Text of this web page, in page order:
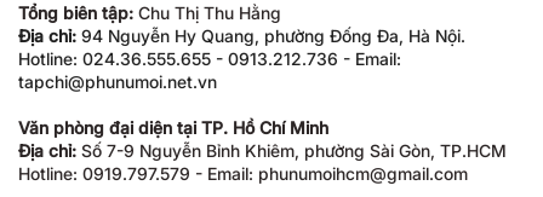
Tổng biên tập: Chu Thị Thu Hằng
Địa chỉ: 94 Nguyễn Hy Quang, phường Đống Đa, Hà Nội.
Hotline: 024.36.555.655 - 0913.212.736 - Email:
tapchi@phunumoi.net.vn
Văn phòng đại diện tại TP. Hồ Chí Minh
Địa chỉ: Số 7-9 Nguyễn Bỉnh Khiêm, phường Sài Gòn, TP.HCM
Hotline: 0919.797.579 - Email: phunumoihcm@gmail.com